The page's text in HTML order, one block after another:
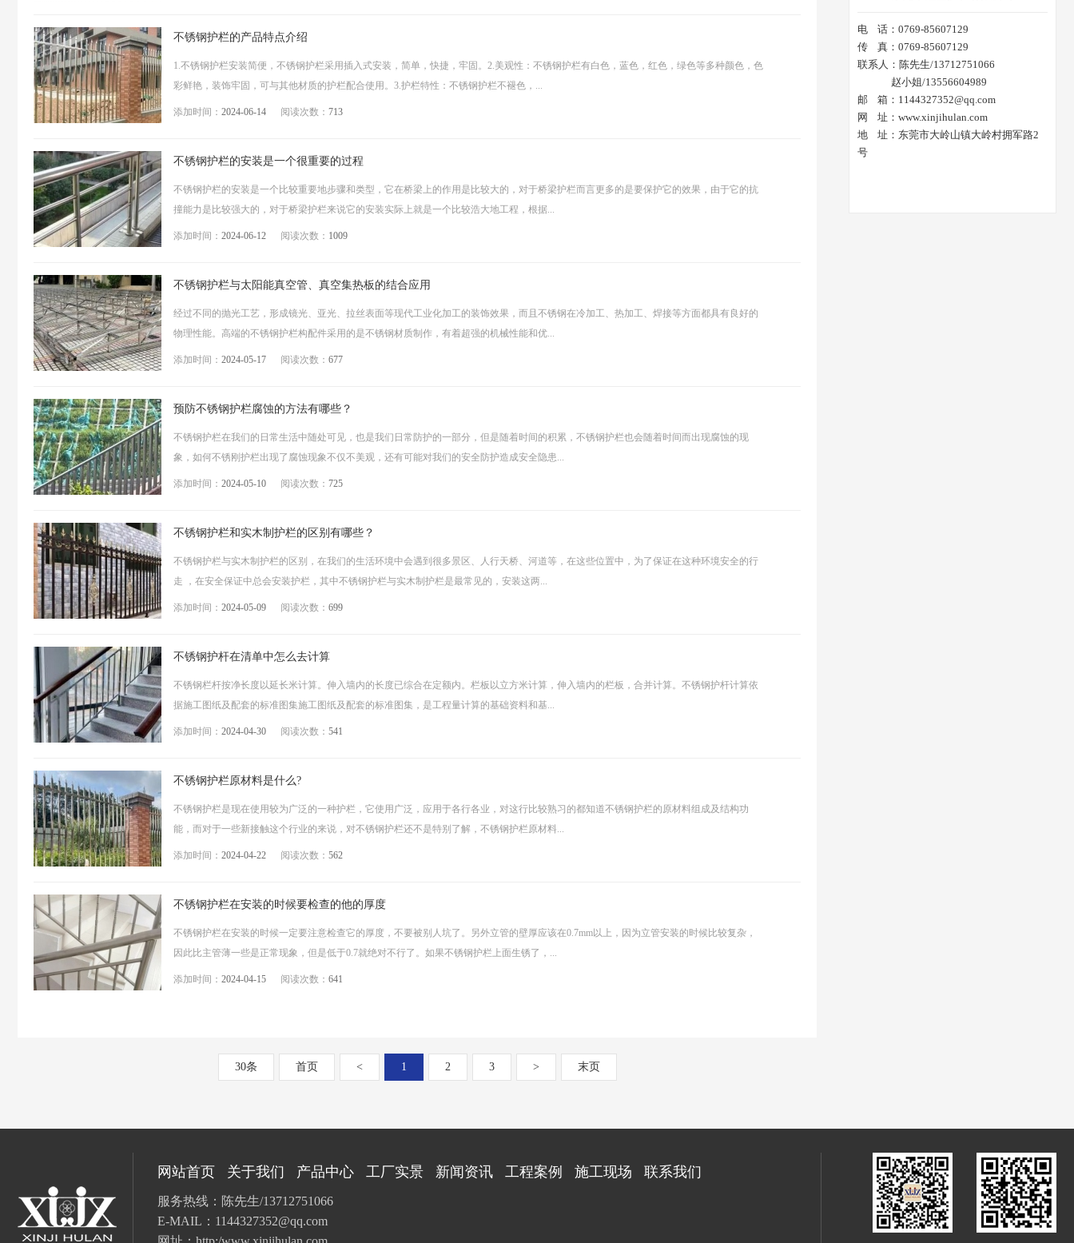
不锈钢护栏的产品特点介绍
1.不锈钢护栏安装简便，不锈钢护栏采用插入式安装，简单，快捷，牢固。2.美观性：不锈钢护栏有白色，蓝色，红色，绿色等多种颜色，色
彩鲜艳，装饰牢固，可与其他材质的护栏配合使用。3.护栏特性：不锈钢护栏不褪色，...
添加时间： 2024-06-14 阅读次数： 713
不锈钢护栏的安装是一个很重要的过程
不锈钢护栏的安装是一个比较重要地步骤和类型，它在桥梁上的作用是比较大的，对于桥梁护栏而言更多的是要保护它的效果，由于它的抗
撞能力是比较强大的，对于桥梁护栏来说它的安装实际上就是一个比较浩大地工程，根据...
添加时间： 2024-06-12 阅读次数： 1009
不锈钢护栏与太阳能真空管、真空集热板的结合应用
经过不同的抛光工艺，形成镜光、亚光、拉丝表面等现代工业化加工的装饰效果，而且不锈钢在冷加工、热加工、焊接等方面都具有良好的
物理性能。高端的不锈钢护栏构配件采用的是不锈钢材质制作，有着超强的机械性能和优...
添加时间： 2024-05-17 阅读次数： 677
预防不锈钢护栏腐蚀的方法有哪些？
不锈钢护栏在我们的日常生活中随处可见，也是我们日常防护的一部分，但是随着时间的积累，不锈钢护栏也会随着时间而出现腐蚀的现
象，如何不锈刚护栏出现了腐蚀现象不仅不美观，还有可能对我们的安全防护造成安全隐患...
添加时间： 2024-05-10 阅读次数： 725
不锈钢护栏和实木制护栏的区别有哪些？
不锈钢护栏与实木制护栏的区别，在我们的生活环境中会遇到很多景区、人行天桥、河道等，在这些位置中，为了保证在这种环境安全的行
走 ，在安全保证中总会安装护栏，其中不锈钢护栏与实木制护栏是最常见的，安装这两...
添加时间： 2024-05-09 阅读次数： 699
不锈钢护杆在清单中怎么去计算
不锈钢栏杆按净长度以延长米计算。伸入墙内的长度已综合在定额内。栏板以立方米计算，伸入墙内的栏板，合并计算。不锈钢护杆计算依
据施工图纸及配套的标准图集施工图纸及配套的标准图集，是工程量计算的基础资料和基...
添加时间： 2024-04-30 阅读次数： 541
不锈钢护栏原材料是什么?
不锈钢护栏是现在使用较为广泛的一种护栏，它使用广泛，应用于各行各业，对这行比较熟习的都知道不锈钢护栏的原材料组成及结构功
能，而对于一些新接触这个行业的来说，对不锈钢护栏还不是特别了解，不锈钢护栏原材料...
添加时间： 2024-04-22 阅读次数： 562
不锈钢护栏在安装的时候要检查的他的厚度
不锈钢护栏在安装的时候一定要注意检查它的厚度，不要被别人坑了。另外立管的壁厚应该在0.7mm以上，因为立管安装的时候比较复杂，
因此比主管薄一些是正常现象，但是低于0.7就绝对不行了。如果不锈钢护栏上面生锈了，...
添加时间： 2024-04-15 阅读次数： 641
30条 首页 < 1 2 3 > 末页
电 话：0769-85607129
传 真：0769-85607129
联系人：陈先生/13712751066
赵小姐/13556604989
邮 箱：1144327352@qq.com
网 址：www.xinjihulan.com
地 址：东莞市大岭山镇大岭村拥军路2
号
网站首页 关于我们 产品中心 工厂实景 新闻资讯 工程案例 施工现场 联系我们
服务热线：陈先生/13712751066
E-MAIL： 1144327352@qq.com